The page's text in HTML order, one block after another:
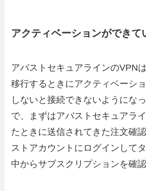
アクティベーションができて
アバストセキュアラインのVPN
移行するときにアクティベーシ
しないと接続できないようにな
で、まずはアバストセキュアラ
たときに送信されてきた注文確
ストアカウントにログインして
中からサブスクリプションを確